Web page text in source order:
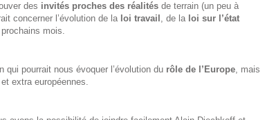
des invités proches des réalités de terrain (un peu à
concerner l’évolution de la loi travail , de la loi sur l’état
mois.
qui pourrait nous évoquer l’évolution du rôle de l’Europe, mais
extra européennes.